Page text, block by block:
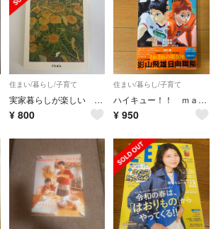
住まい/暮らし/子育て
実家暮らしが楽しい 中村雅奈
¥ 800
住まい/暮らし/子育て
ハイキュー！！ ｍａｇａｚｉｎｅ☆付録付★
¥ 950